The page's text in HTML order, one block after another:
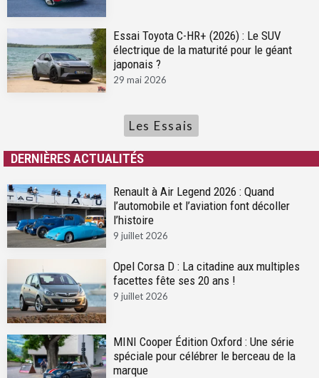
Essai Toyota C-HR+ (2026) : Le SUV
électrique de la maturité pour le géant
japonais ?
29 mai 2026
Les Essais
DERNIÈRES ACTUALITÉS
Renault à Air Legend 2026 : Quand
l’automobile et l’aviation font décoller
l’histoire
9 juillet 2026
Opel Corsa D : La citadine aux multiples
facettes fête ses 20 ans !
9 juillet 2026
MINI Cooper Édition Oxford : Une série
spéciale pour célébrer le berceau de la
marque